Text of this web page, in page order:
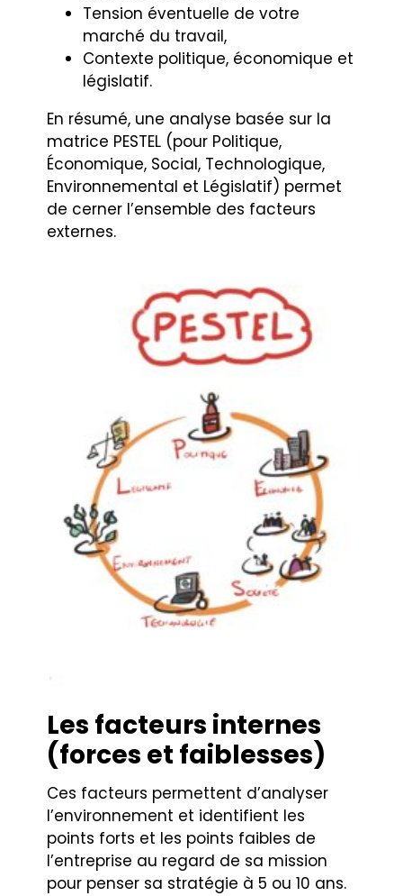
Tension éventuelle de votre
marché du travail,
Contexte politique, économique et
législatif.
En résumé, une analyse basée sur la
matrice PESTEL (pour Politique,
Économique, Social, Technologique,
Environnemental et Législatif) permet
de cerner l’ensemble des facteurs
externes.
Les facteurs internes
(forces et faiblesses)
Ces facteurs permettent d’analyser
l’environnement et identifient les
points forts et les points faibles de
l’entreprise au regard de sa mission
pour penser sa stratégie à 5 ou 10 ans.